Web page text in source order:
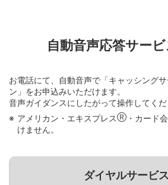
自動音声応答サー
お電話にて、自動音声で「キャッシング
ン」をお申込みいただけます。
音声ガイダンスにしたがって操作してくだ
アメリカン・エキスプレスⓇ ・カード
けません。
ダイヤルサービ